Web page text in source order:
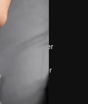
Om oss
Anmeldelser
Søketrender
Hendelser